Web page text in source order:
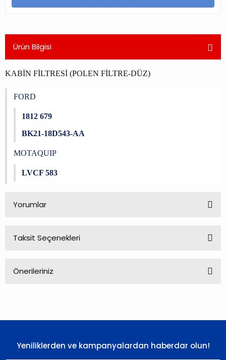
Ürün Bilgisi
KABİN FİLTRESİ (POLEN FİLTRE-DÜZ)
FORD
1812 679
BK21-18D543-AA
MOTAQUIP
LVCF 583
Yorumlar
Taksit Seçenekleri
Önerileriniz
Ürün resmi kalitesiz, bozuk veya görüntülenemiyor.
Yeniliklerden ve kampanyalardan haberdar olun!